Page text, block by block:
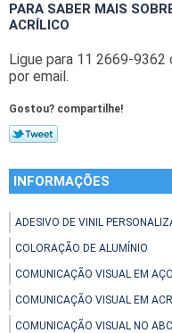
PARA SABER MAIS
ACRÍLICO
Ligue para 11 2669-9362
por email.
Gostou? compartilhe!
INFORMAÇÕES
ADESIVO DE VINIL
COLORAÇÃO DE ALUMÍNIO
COMUNICAÇÃO VISUAL EM
COMUNICAÇÃO VISUAL EM
COMUNICAÇÃO VISUAL NO ABC